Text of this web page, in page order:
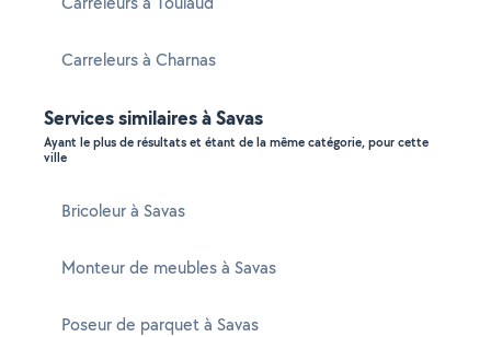
Carreleurs à Charnas
Services similaires à Savas
Ayant le plus de résultats et étant de la même catégorie, pour cette
ville
Bricoleur à Savas
Monteur de meubles à Savas
Poseur de parquet à Savas